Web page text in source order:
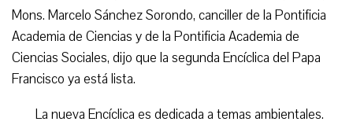
Mons. Marcelo Sánchez Sorondo, canciller de la Pontificia
Academia de Ciencias y de la Pontificia Academia de
Ciencias Sociales, dijo que la segunda Encíclica del Papa
Francisco ya está lista.
La nueva Encíclica es dedicada a temas ambientales.